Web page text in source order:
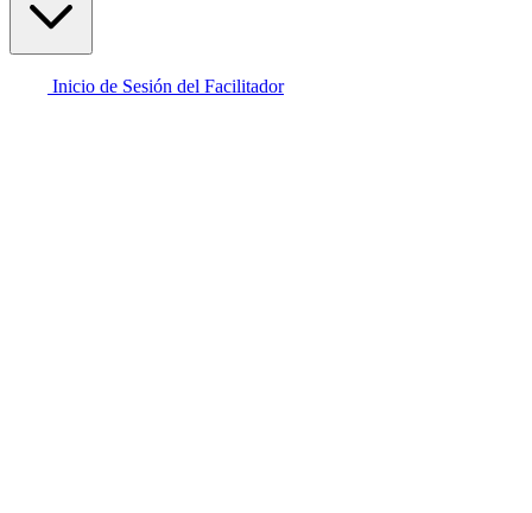
Inicio de Sesión del Facilitador